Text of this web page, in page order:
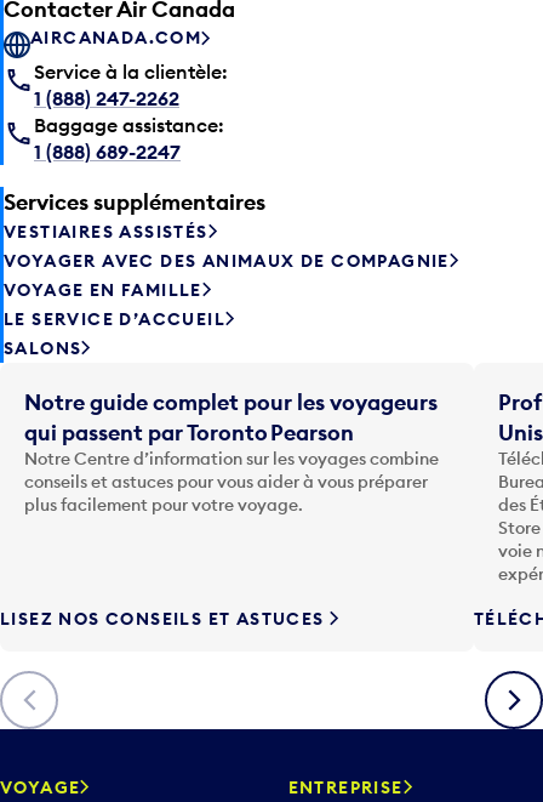
Contacter Air Canada
AIRCANADA.COM
Service à la clientèle:
1 (888) 247-2262
Baggage assistance:
1 (888) 689-2247
Services supplémentaires
VESTIAIRES ASSISTÉS
VOYAGER AVEC DES ANIMAUX DE COMPAGNIE
VOYAGE EN FAMILLE
LE SERVICE D’ACCUEIL
SALONS
Précédent
Notre guide complet pour les voyageurs
qui passent par Toronto Pearson
Notre Centre d’information sur les voyages combine
conseils et astuces pour vous aider à vous préparer
plus facilement pour votre voyage.
LISEZ NOS CONSEILS ET ASTUCES
des
voie
VOYAGE ENTREPRISE